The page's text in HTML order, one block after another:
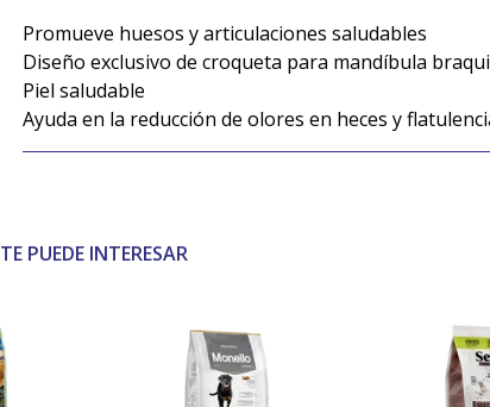
Promueve huesos y articulaciones saludables
Diseño exclusivo de croqueta para mandíbula
Piel saludable
Ayuda en la reducción de olores en heces y
TE PUEDE INTERESAR